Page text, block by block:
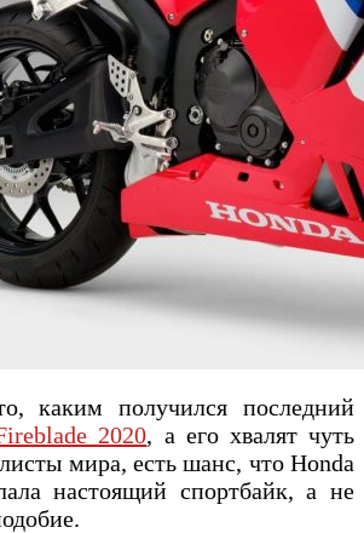
каким получился последний
2020, а его хвалят чуть
мира, есть шанс, что Honda
настоящий спортбайк, а не